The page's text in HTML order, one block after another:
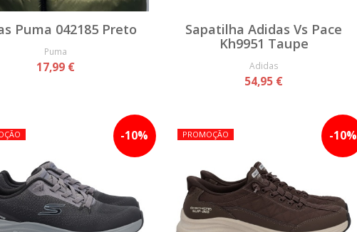
Puma 042185 Preto
Puma
17,99 €
Sapatilha Adidas Vs Pace
Kh9951 Taupe
Adidas
54,95 €
-10% -10%
PROMOÇÃO